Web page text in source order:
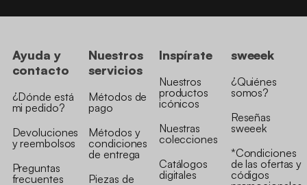
Ayuda y
contacto
¿Dónde está
mi pedido?
Devoluciones
y reembolsos
Preguntas
frecuentes
Nuestros
servicios
Métodos de
pago
Métodos y
condiciones
de entrega
Piezas de
Inspírate
Nuestros
productos
icónicos
Nuestras
colecciones
Catálogos
digitales
sweeek
¿Quiénes
somos?
Reseñas
sweeek
*Condiciones
de las ofertas y
códigos